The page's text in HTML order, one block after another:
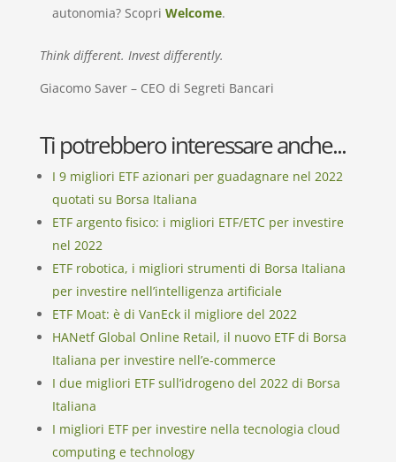
autonomia? Scopri Welcome.
Think different. Invest differently.
Giacomo Saver – CEO di Segreti Bancari
Ti potrebbero interessare anche...
I 9 migliori ETF azionari per guadagnare nel 2022
quotati su Borsa Italiana
ETF argento fisico: i migliori ETF/ETC per investire
nel 2022
ETF robotica, i migliori strumenti di Borsa Italiana
per investire nell’intelligenza artificiale
ETF Moat: è di VanEck il migliore del 2022
HANetf Global Online Retail, il nuovo ETF di Borsa
Italiana per investire nell’e-commerce
I due migliori ETF sull’idrogeno del 2022 di Borsa
Italiana
I migliori ETF per investire nella tecnologia cloud
computing e technology